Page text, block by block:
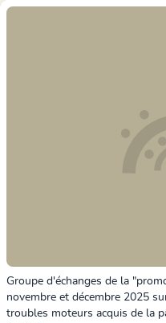
Groupe d'échanges de la
novembre et décembre 2025
troubles moteurs acquis de la